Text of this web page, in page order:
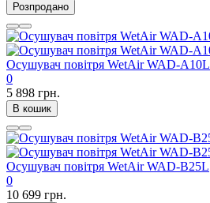
Розпродано
Осушувач повітря WetAir WAD-A10L
0
5 898 грн.
В кошик
Осушувач повітря WetAir WAD-B25L
0
10 699 грн.